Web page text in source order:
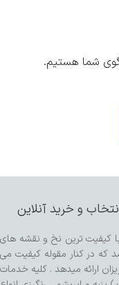
و خرید آنلاین
کیفیت ترین نخ و نقشه های
که در کنار مقوله کیفیت می
ارائه میدهد . کلیه خدمات